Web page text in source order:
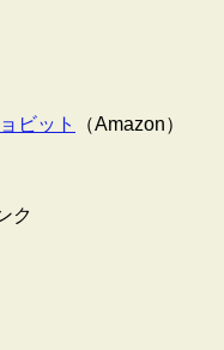
ビット （Amazon）
ク